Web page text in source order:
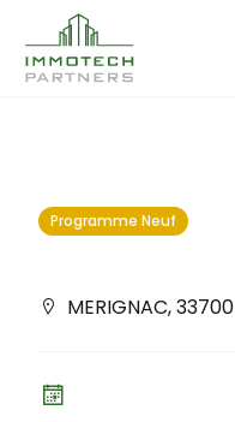
Programme Neuf
MERIGNAC,33700